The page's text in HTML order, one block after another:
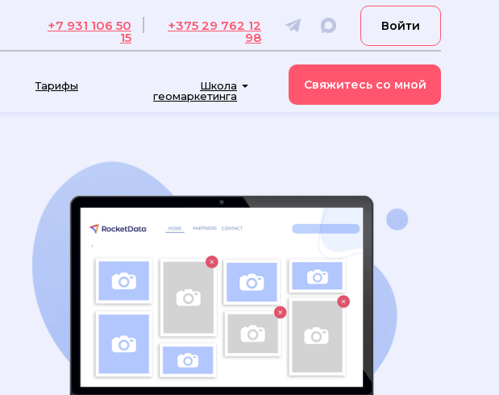
Тарифы
Школа
геомаркетинга
Свяжитесь со мной
Войти
+7 931 106 50
15
+375 29 762 12
98